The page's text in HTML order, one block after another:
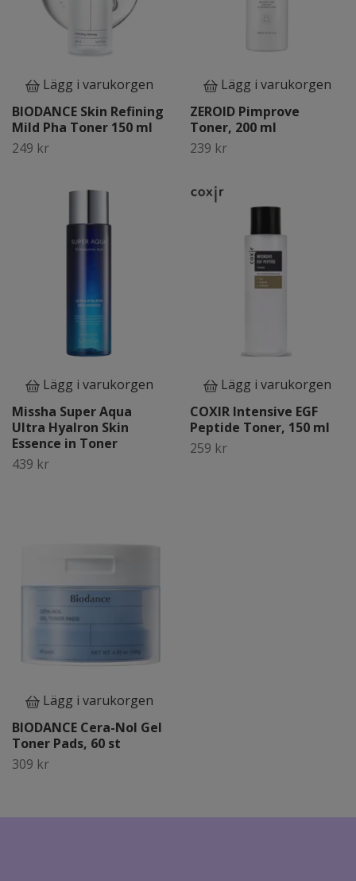
Lägg i varukorgen
BIODANCE Skin Refining
Mild Pha Toner 150 ml
249 kr
Lägg i varukorgen
ZEROID Pimprove
Toner, 200 ml
239 kr
Lägg i varukorgen
Missha Super Aqua
Ultra Hyalron Skin
Essence in Toner
439 kr
Lägg i varukorgen
COXIR Intensive EGF
Peptide Toner, 150 ml
259 kr
Lägg i varukorgen
BIODANCE Cera-Nol Gel
Toner Pads, 60 st
309 kr